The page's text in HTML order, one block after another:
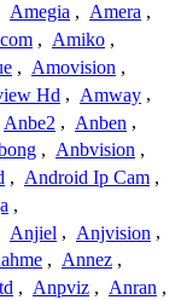
Amegia , Amera ,
, Amiko ,
, Amovision ,
Hd , Amway ,
Anbe2 , Anben ,
, Anbvision ,
, Android Ip Cam ,
,
Anjiel , Anjvision ,
, Annez ,
, Anpviz , Anran ,